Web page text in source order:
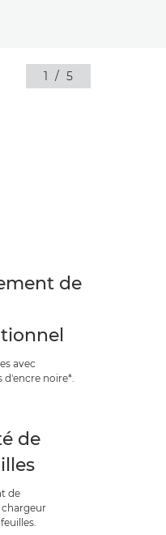
1 / 5
de
avec
d'encre noire*.
de
de
chargeur